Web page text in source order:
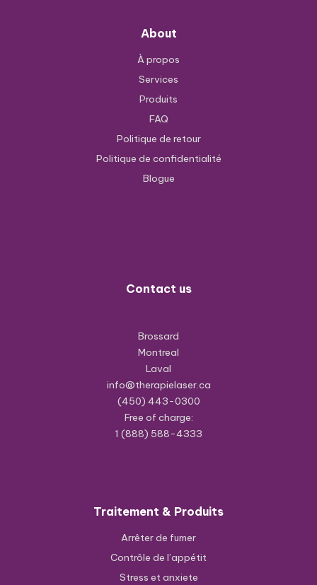
About
À propos
Services
Produits
FAQ
Politique de retour
Politique de confidentialité
Blogue
Contact us
Brossard
Montreal
Laval
info@therapielaser.ca
(450) 443-0300
Free of charge:
1 (888) 588-4333
Traitement & Produits
Arrêter de fumer
Contrôle de l’appétit
Stress et anxiete